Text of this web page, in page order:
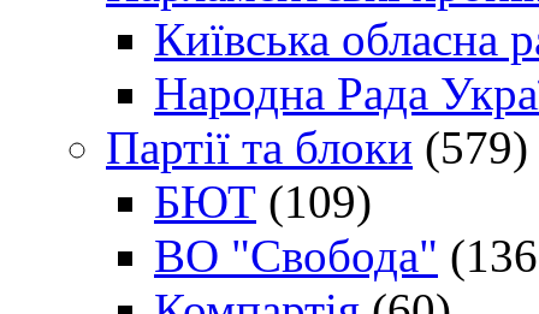
Київська обласна
Народна Рада
Партії та блоки (579)
БЮТ (109)
ВО "Свобода"